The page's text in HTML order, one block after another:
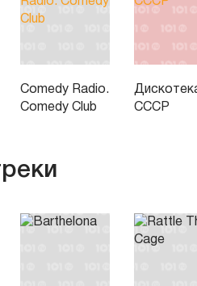
Comedy Radio.
Comedy Club
СССР